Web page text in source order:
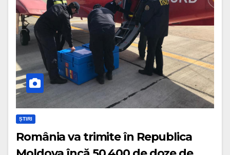
ȘTIRI
România va trimite în Republica